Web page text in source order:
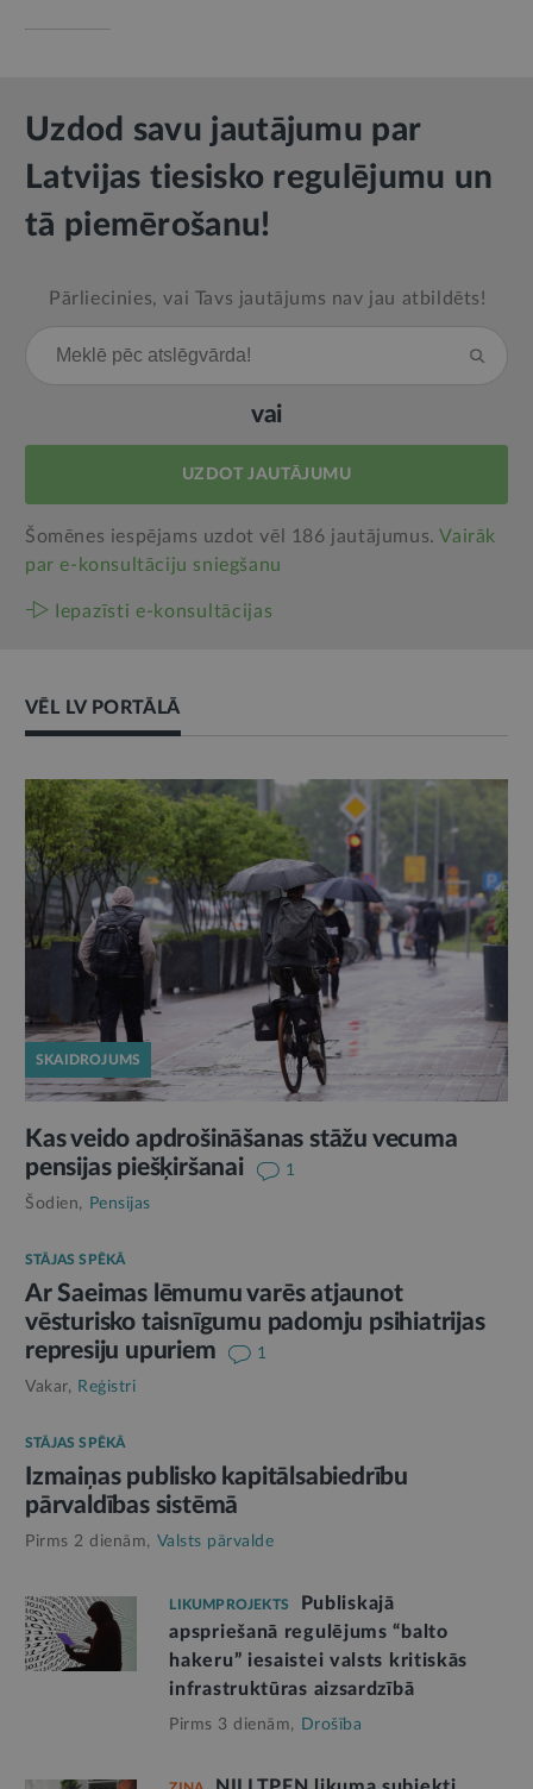
Uzdod savu jautājumu par
Latvijas tiesisko regulējumu un
tā piemērošanu!
Pārliecinies, vai Tavs jautājums nav jau atbildēts!
vai
UZDOT JAUTĀJUMU
Šomēnes iespējams uzdot vēl 186 jautājumus.Vairāk
par e‑konsultāciju sniegšanu
Iepazīsti e-konsultācijas
VĒL LV PORTĀLĀ
SKAIDROJUMS
Kas veido apdrošināšanas stāžu vecuma
pensijas piešķiršanai
1
Šodien,
Pensijas
STĀJAS SPĒKĀ
Ar Saeimas lēmumu varēs atjaunot
vēsturisko taisnīgumu padomju psihiatrijas
represiju upuriem
1
Vakar, Reģistri
STĀJAS SPĒKĀ
Izmaiņas publisko kapitālsabiedrību
pārvaldības sistēmā
Pirms 2 dienām, Valsts pārvalde
LIKUMPROJEKTS
Publiskajā
apspriešanā regulējums “balto
hakeru” iesaistei valsts kritiskās
infrastruktūras aizsardzībā
Pirms 3 dienām, Drošība